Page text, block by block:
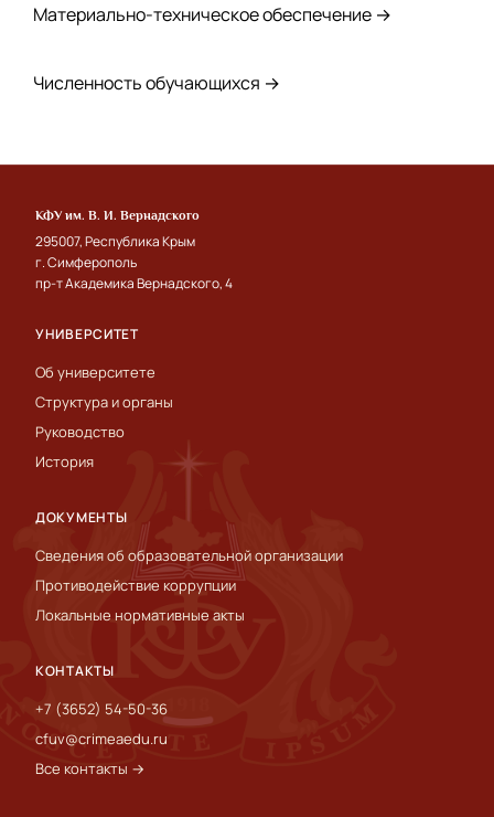
Материально-техническое обеспечение →
Численность обучающихся →
КФУ им. В. И. Вернадского
295007, Республика Крым
г. Симферополь
пр-т Академика Вернадского, 4
УНИВЕРСИТЕТ
Об университете
Структура и органы
Руководство
История
ДОКУМЕНТЫ
Сведения об образовательной организации
Противодействие коррупции
Локальные нормативные акты
КОНТАКТЫ
+7 (3652) 54-50-36
cfuv@crimeaedu.ru
Все контакты →